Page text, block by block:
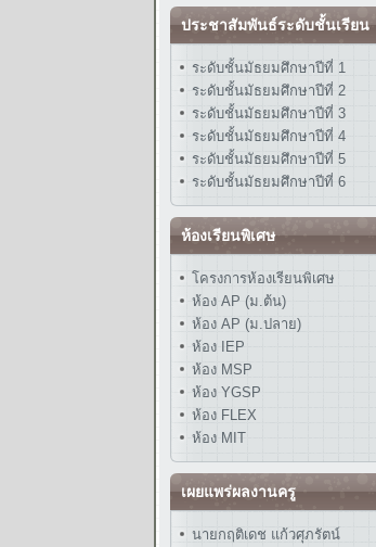
ประชาสัมพันธ์ระดับชั้นเรียน
ระดับชั้นมัธยมศึกษาปีที่ 1
ระดับชั้นมัธยมศึกษาปีที่ 2
ระดับชั้นมัธยมศึกษาปีที่ 3
ระดับชั้นมัธยมศึกษาปีที่ 4
ระดับชั้นมัธยมศึกษาปีที่ 5
ระดับชั้นมัธยมศึกษาปีที่ 6
ห้องเรียนพิเศษ
โครงการห้องเรียนพิเศษ
ห้อง AP (ม.ต้น)
ห้อง AP (ม.ปลาย)
ห้อง IEP
ห้อง MSP
ห้อง YGSP
ห้อง FLEX
ห้อง MIT
เผยแพร่ผลงานครู
นายกฤติเดช แก้วศุภรัตน์